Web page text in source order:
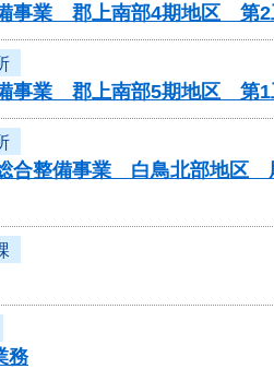
事業 郡上南部4期地区 第
事業 郡上南部5期地区 第
合整備事業 白鳥北部地区
務